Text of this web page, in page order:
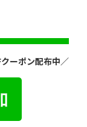
ーポン配布中／